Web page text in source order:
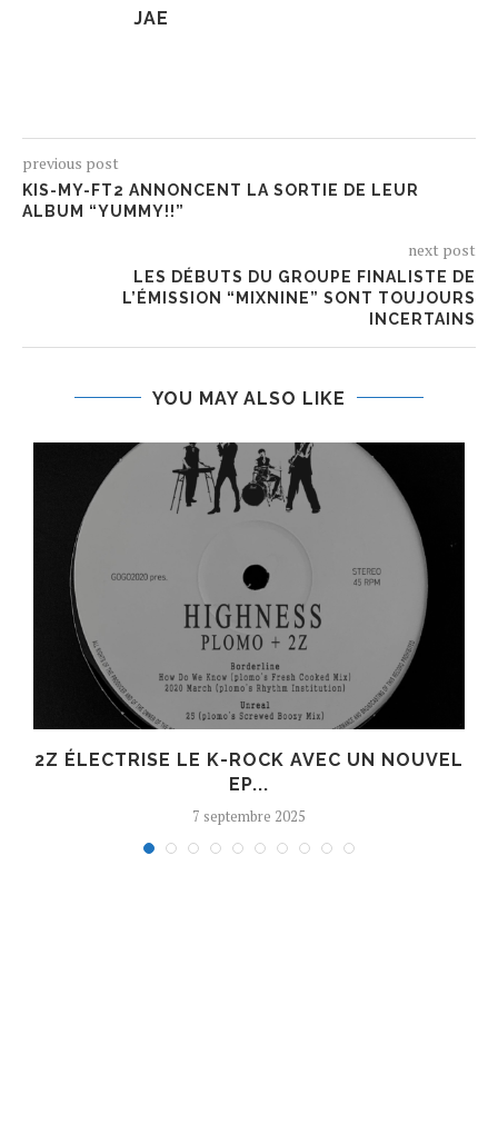
JAE
previous post
KIS-MY-FT2 ANNONCENT LA SORTIE DE LEUR
ALBUM “YUMMY!!”
next post
LES DÉBUTS DU GROUPE FINALISTE DE
L’ÉMISSION “MIXNINE” SONT TOUJOURS
INCERTAINS
YOU MAY ALSO LIKE
2Z ÉLECTRISE LE K-ROCK AVEC UN NOUVEL
EP...
7 septembre 2025